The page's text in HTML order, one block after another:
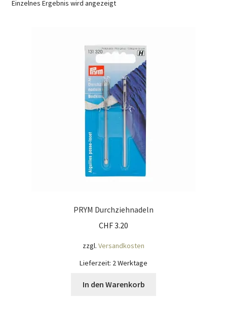
Twint – QR-Code KÖNIGSHOF
Einzelnes Ergebnis wird angezeigt
PRYM Durchziehnadeln
CHF3.20
zzgl. Versandkosten
Lieferzeit: 2 Werktage
In den Warenkorb